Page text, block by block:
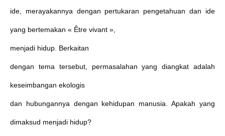
ide, merayakannya dengan pertukaran pengetahuan dan ide
yang bertemakan « Être vivant »,
menjadi hidup . Berkaitan
dengan tema tersebut, permasalahan yang diangkat adalah
keseimbangan ekologis
dan hubungannya dengan kehidupan manusia. Apakah yang
dimaksud menjadi hidup?